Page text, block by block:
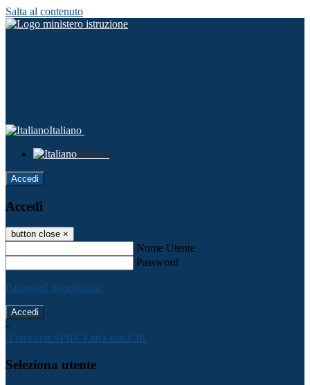
Salta al contenuto
Italiano
Italiano
Accedi
Accedi
button close ×
Nome Utente
Password
Password dimenticata?
-
Entra con SPID Entra con CIE
Seleziona utente